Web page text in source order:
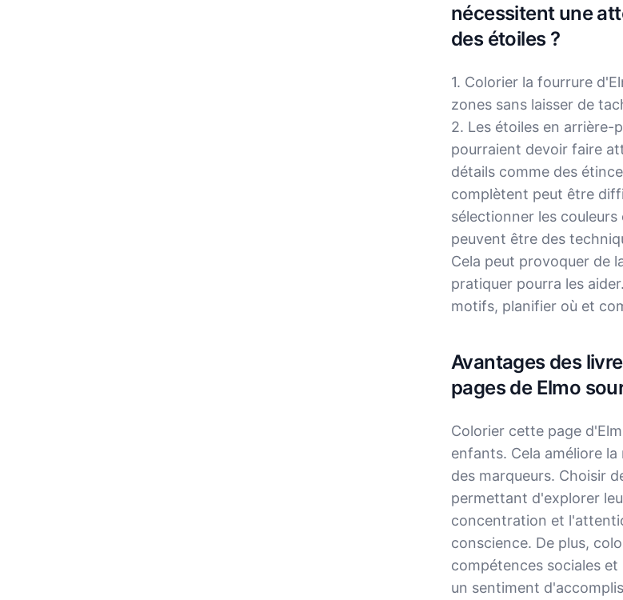
nécessitent une
des étoiles ?
1. Colorier la fourrure
zones sans laisser de
2. Les étoiles en arrière-
pourraient devoir faire
détails comme des
complètent peut être
sélectionner les
peuvent être des
Cela peut provoquer de
pratiquer pourra les
motifs, planifier où et
Avantages des
pages de Elmo
Colorier cette page
enfants. Cela améliore
des marqueurs. Choisir
permettant d'explorer
concentration et
conscience. De plus,
compétences sociales
un sentiment